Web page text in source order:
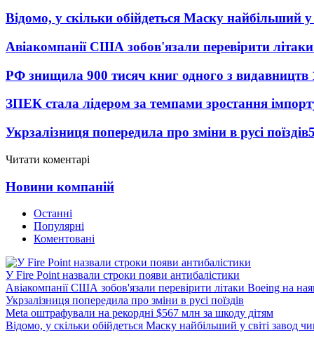
Відомо, у скільки обійдеться Маску найбільший у
Авіакомпанії США зобов'язали перевірити
РФ знищила 900 тисяч книг одного з видавництв
ЗПЕК стала лідером за темпами зростання
Укрзалізниця попередила про зміни в русі поїздів
Читати коментарі
Новини компаній
Останні
Популярні
Коментовані
У Fire Point назвали строки появи антибалістики
Авіакомпанії США зобов'язали перевірити літаки Boeing на
Укрзалізниця попередила про зміни в русі поїздів
Meta оштрафували на рекордні $567 млн за шкоду дітям
Відомо, у скільки обійдеться Маску найбільший у світі завод